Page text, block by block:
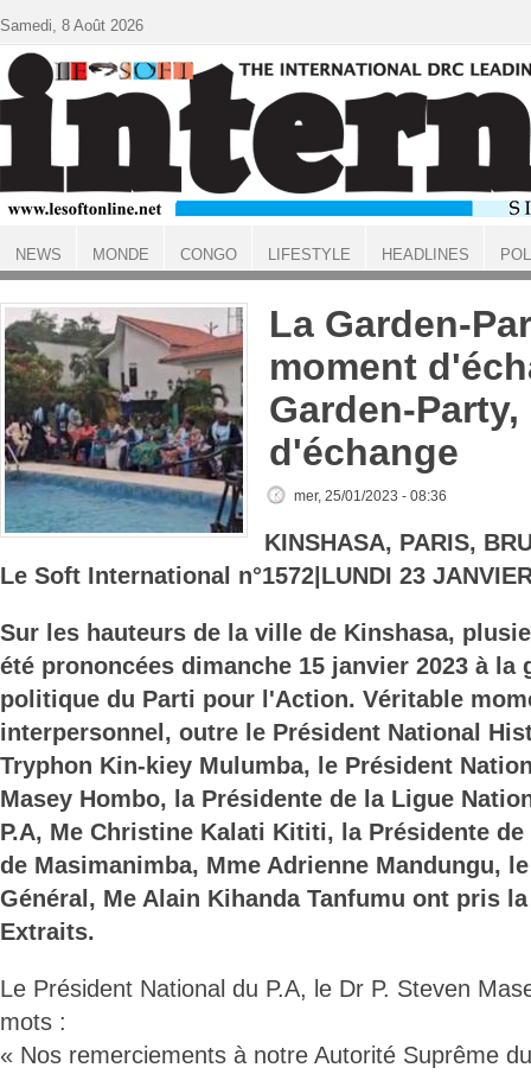
ACCUEIL
La Garden-
moment
Garden-
d'échange
mer, 25/01/2023 - 08:36
KINSHASA, PARIS,
Le Soft International n°1572|LUNDI 23
Sur les hauteurs de la ville de Kinshasa,
été prononcées dimanche 15 janvier 2023 à la
politique du Parti pour l'Action. Véritable
interpersonnel, outre le Président National
Tryphon Kin-kiey Mulumba, le Président
Masey Hombo, la Présidente de la Ligue
P.A, Me Christine Kalati Kititi, la Présidente
de Masimanimba, Mme Adrienne Mandungu,
Général, Me Alain Kihanda Tanfumu ont pris
Extraits.
Le Président National du P.A, le Dr P. Steven
mots :
« Nos remerciements à notre Autorité Suprême
Samedi, 8 Août 2026
NEWS MONDE CONGO LIFESTYLE HEADLINES